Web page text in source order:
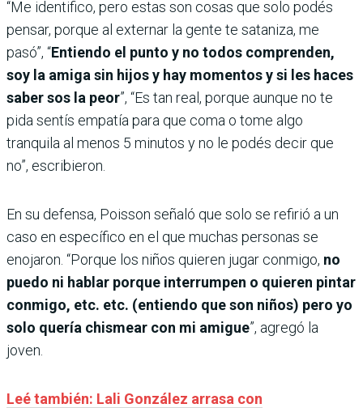
“Me identifico, pero estas son cosas que solo podés
pensar, porque al externar la gente te sataniza, me
pasó”, “Entiendo el punto y no todos comprenden,
soy la amiga sin hijos y hay momentos y si les haces
saber sos la peor”, “Es tan real, porque aunque no te
pida sentís empatía para que coma o tome algo
tranquila al menos 5 minutos y no le podés decir que
no”, escribieron.
En su defensa, Poisson señaló que solo se refirió a un
caso en específico en el que muchas personas se
enojaron. “Porque los niños quieren jugar conmigo, no
puedo ni hablar porque interrumpen o quieren pintar
conmigo, etc. etc. (entiendo que son niños) pero yo
solo quería chismear con mi amigue”, agregó la
joven.
Leé también: Lali González arrasa con